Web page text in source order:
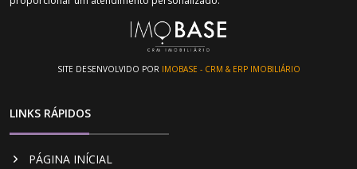
SITE DESENVOLVIDO POR IMOBASE - CRM & ERP IMOBILIÁRIO
LINKS RÁPIDOS
PÁGINA INÍCIAL